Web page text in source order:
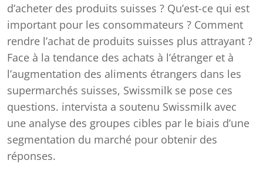
d’acheter des produits suisses ? Qu’est-ce qui est
important pour les consommateurs ? Comment
rendre l’achat de produits suisses plus attrayant ?
Face à la tendance des achats à l’étranger et à
l’augmentation des aliments étrangers dans les
supermarchés suisses, Swissmilk se pose ces
questions. intervista a soutenu Swissmilk avec
une analyse des groupes cibles par le biais d’une
segmentation du marché pour obtenir des
réponses.